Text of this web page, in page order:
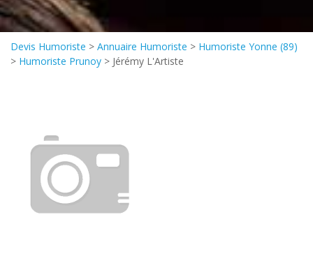
Devis Humoriste > Annuaire Humoriste > Humoriste Yonne (89)
> Humoriste Prunoy > Jérémy L'Artiste